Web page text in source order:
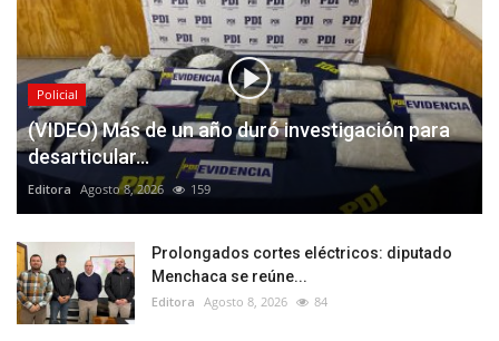
Policial
(VIDEO) Más de un año duró investigación para
desarticular...
Editora Agosto 8, 2026 159
Prolongados cortes eléctricos: diputado
Menchaca se reúne...
Editora Agosto 8, 2026 84